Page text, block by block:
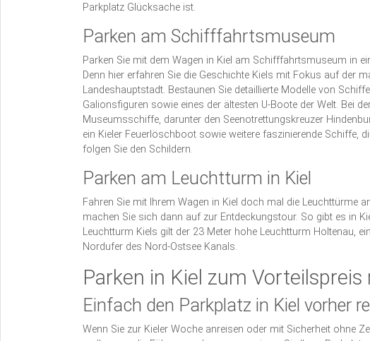
Parkplatz Glücksache ist.
Parken am Schifffahrtsmuseum
Parken Sie mit dem Wagen in Kiel am Schifffahrtsmuseum in
Denn hier erfahren Sie die Geschichte Kiels mit Fokus auf der
Landeshauptstadt. Bestaunen Sie detaillierte Modelle von
Galionsfiguren sowie eines der ältesten U-Boote der Welt. Bei
Museumsschiffe, darunter den Seenotrettungskreuzer
ein Kieler Feuerlöschboot sowie weitere faszinierende Schiffe,
folgen Sie den Schildern.
Parken am Leuchtturm in Kiel
Fahren Sie mit Ihrem Wagen in Kiel doch mal die Leuchttürme
machen Sie sich dann auf zur Entdeckungstour. So gibt es in
Leuchtturm Kiels gilt der 23 Meter hohe Leuchtturm Holtenau,
Nordufer des Nord-Ostsee Kanals.
Parken in Kiel zum Vorteilspreis
Einfach den Parkplatz in Kiel vorher
Wenn Sie zur Kieler Woche anreisen oder mit Sicherheit ohne